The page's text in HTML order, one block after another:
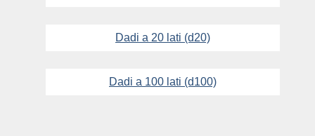
Dadi a 20 lati (d20)
Dadi a 100 lati (d100)